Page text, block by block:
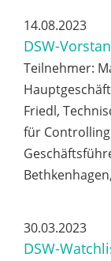
14.08.2023
DSW-
Teilnehmer:
Friedl,
für Controlling
30.03.2023
DSW-